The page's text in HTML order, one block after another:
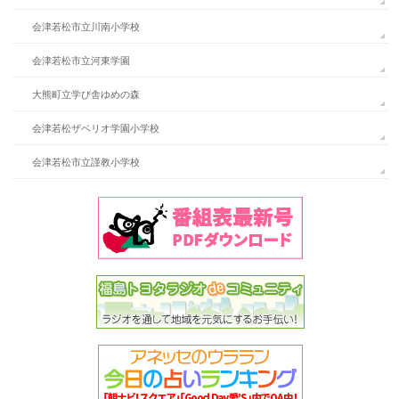
会津若松市立川南小学校
会津若松市立河東学園
大熊町立学び舎ゆめの森
会津若松ザベリオ学園小学校
会津若松市立謹教小学校